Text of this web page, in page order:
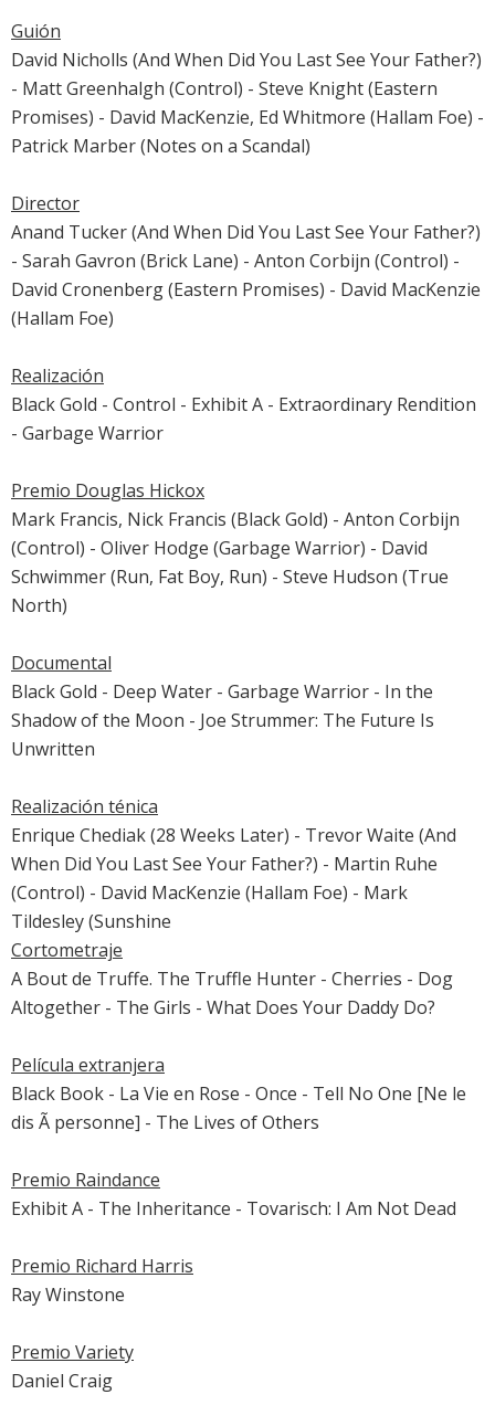
Guión
David Nicholls (And When Did You Last See Your Father?)
- Matt Greenhalgh (Control) - Steve Knight (Eastern
Promises) - David MacKenzie, Ed Whitmore (Hallam Foe) -
Patrick Marber (Notes on a Scandal)
Director
Anand Tucker (And When Did You Last See Your Father?)
- Sarah Gavron (Brick Lane) - Anton Corbijn (Control) -
David Cronenberg (Eastern Promises) - David MacKenzie
(Hallam Foe)
Realización
Black Gold - Control - Exhibit A - Extraordinary Rendition
- Garbage Warrior
Premio Douglas Hickox
Mark Francis, Nick Francis (Black Gold) - Anton Corbijn
(Control) - Oliver Hodge (Garbage Warrior) - David
Schwimmer(Run, Fat Boy, Run) - Steve Hudson (True
North)
Documental
Black Gold - Deep Water - Garbage Warrior - In the
Shadow of the Moon - Joe Strummer: The Future Is
Unwritten
Realización ténica
Enrique Chediak (28 Weeks Later) - Trevor Waite (And
When Did You Last See Your Father?) - Martin Ruhe
(Control) - David MacKenzie (Hallam Foe) - Mark
Tildesley (Sunshine
Cortometraje
A Bout de Truffe. The Truffle Hunter - Cherries - Dog
Altogether - The Girls - What Does Your Daddy Do?
Película extranjera
Black Book - La Vie en Rose - Once - Tell No One [Ne le
dis Ã personne] - The Lives of Others
Premio Raindance
Exhibit A - The Inheritance - Tovarisch: I Am Not Dead
Premio Richard Harris
Ray Winstone
Premio Variety
Daniel Craig